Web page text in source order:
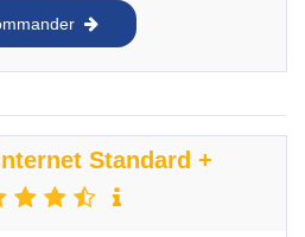
Standard +